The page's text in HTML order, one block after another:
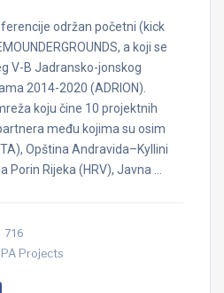
održan početni (kick
a koji se
V-B Jadransko-jonskog
2014-2020 (ADRION).
koju čine 10 projektnih
među kojima su osim
Opština Andravida–Kyllini
Porin Rijeka (HRV), Javna …
716
IPA Projects